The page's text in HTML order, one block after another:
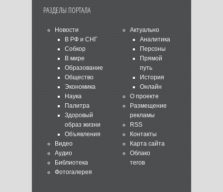
РАЗДЕЛЫ ПОРТАЛА
Новости
В РФ и СНГ
Собкор
В мире
Образование
Общество
Экономика
Наука
Палитра
Здоровый
образ жизни
Объявления
Видео
Аудио
Библиотека
Фотогалерея
Актуально
Аналитика
Персоны
Прямой
путь
История
Онлайн
О проекте
Размещение
рекламы
RSS
Контакты
Карта сайта
Облако
тегов